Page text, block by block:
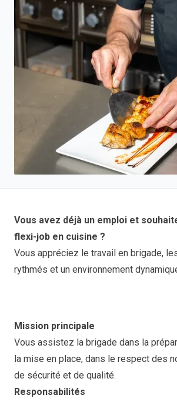
Vous avez déjà un emploi et
flexi-job en cuisine ?
Vous appréciez le travail en brigade,
rythmés et un environnement
Mission principale
Vous assistez la brigade dans la
la mise en place, dans le respect des
de sécurité et de qualité.
Responsabilités